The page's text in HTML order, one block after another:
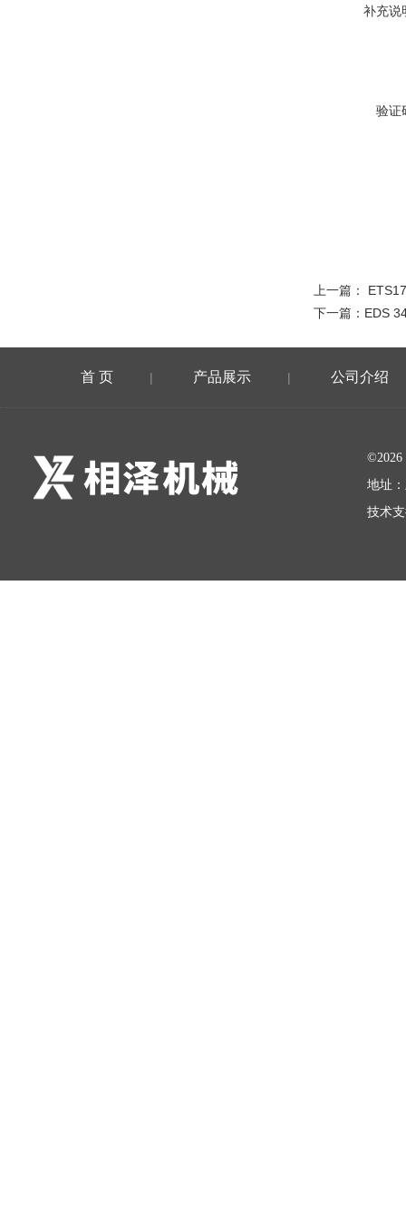
补充说
验证
上一篇：
下一篇： EDS
首 页 | 产品展示 | 公司介绍
地址
技术